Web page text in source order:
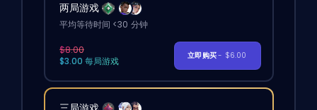
两局游戏
平均等待时间 <30 分钟
$8.00
$3.00 每局游戏
立即购买- $6.00